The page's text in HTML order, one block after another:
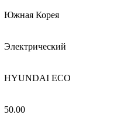
Южная Корея
Электрический
HYUNDAI ECO
50.00